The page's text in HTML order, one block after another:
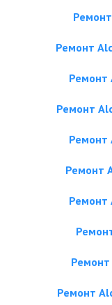
Ремонт
Ремонт
Ремонт
Ремонт
Ремонт
Ремонт
Ремонт
Ремонт